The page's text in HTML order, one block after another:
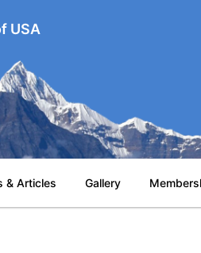
USA
& Articles Gallery